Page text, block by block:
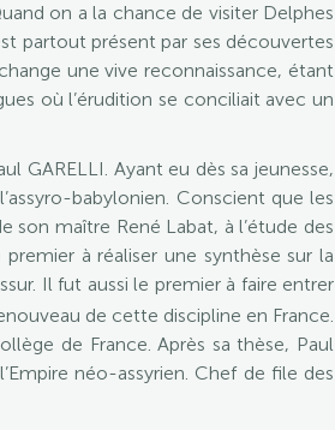
on a la chance de visiter Delphes
partout présent par ses découvertes
une vive reconnaissance, étant
où l’érudition se conciliait avec un
GARELLI. Ayant eu dès sa jeunesse,
babylonien. Conscient que les
son maître René Labat, à l’étude des
à réaliser une synthèse sur la
Il fut aussi le premier à faire entrer
de cette discipline en France.
de France. Après sa thèse, Paul
néo-assyrien. Chef de file des